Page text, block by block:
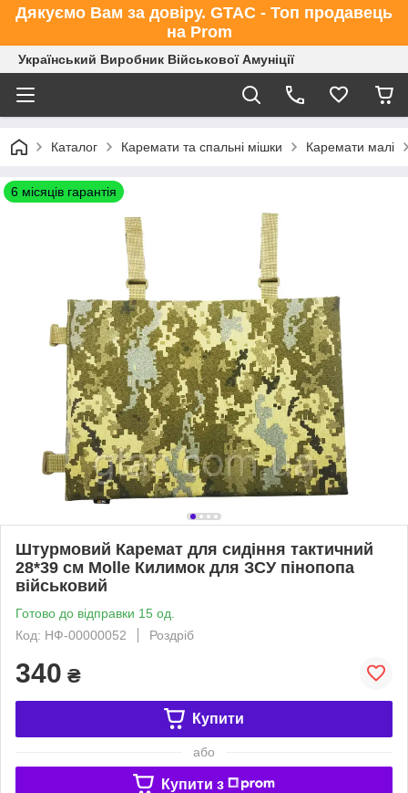
Дякуємо Вам за довіру. GTAC - Топ продавець
на Prom
Український Виробник Військової Амуніції
Каталог Каремати та спальні мішки Каремати малі
6 місяців гарантія
Штурмовий Каремат для сидіння тактичний
28*39 см Molle Килимок для ЗСУ пінопопа
військовий
Готово до відправки 15 од.
Код: НФ-00000052
Роздріб
340 ₴
Купити
або
Купити з